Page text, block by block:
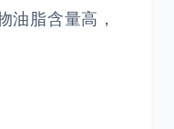
油脂含量高，